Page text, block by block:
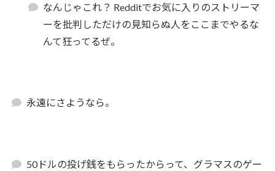
なんじゃこれ？ Redditでお気に入りのストリーマ
ーを批判しただけの見知らぬ人をここまでやるな
んて狂ってるぜ。
永遠にさようなら。
50ドルの投げ銭をもらったからって、グラマスのゲー